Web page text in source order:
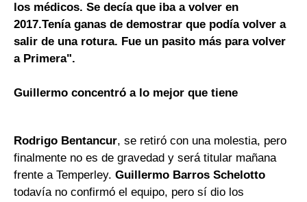
los médicos. Se decía que iba a volver en
2017.Tenía ganas de demostrar que podía volver a
salir de una rotura. Fue un pasito más para volver
a Primera".
Guillermo concentró a lo mejor que tiene
Rodrigo Bentancur, se retiró con una molestia, pero
finalmente no es de gravedad y será titular mañana
frente a Temperley. Guillermo Barros Schelotto
todavía no confirmó el equipo, pero sí dio los